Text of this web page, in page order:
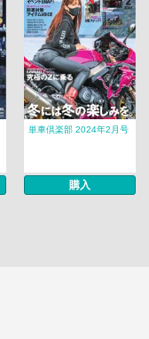
単車倶楽部 2024年2月号
購入